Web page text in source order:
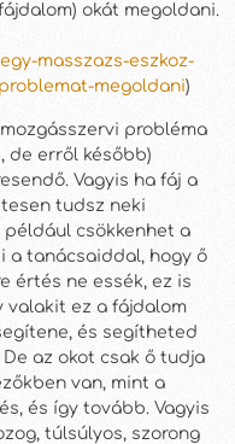
okát megoldani.
masszazs-eszkoz-
megoldani)
probléma
de erről később)
Vagyis ha fáj a
tudsz neki
csökkenhet a
a tanácsaiddal, hogy ő
értés ne essék, ez is
valakit ez a fájdalom
és segítheted
az okot csak ő tudja
van, mint a
és így tovább. Vagyis
túlsúlyos, szorong